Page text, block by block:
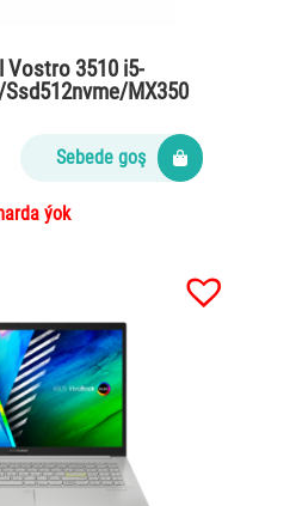
Vostro 3510 i5-
Ssd512nvme/MX350
Sebede goş
ýok